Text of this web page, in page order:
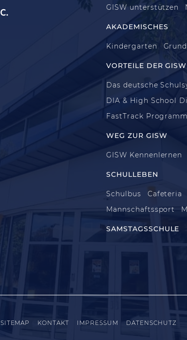
GISW unterstützen
AKADEMISCHES
Kindergarten
VORTEILE DER GISW
Das deutsche
DIA & High School
FastTrack Programm
WEG ZUR GISW
GISW Kennenlernen
SCHULLEBEN
Schulbus Cafeteria
Mannschaftssport
SAMSTAGSSCHULE
SITEMAP KONTAKT IMPRESSUM DATENSCHUTZ